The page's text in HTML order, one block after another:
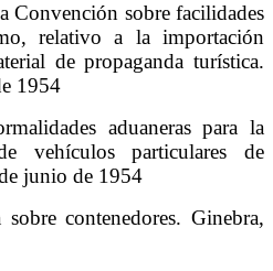
Convención sobre facilidades
relativo a la importación
de propaganda turística.
1954
aduaneras para la
vehículos particulares de
junio de 1954
contenedores. Ginebra,